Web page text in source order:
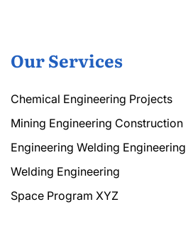
Our Services
Chemical Engineering Projects
Mining Engineering Construction
Engineering Welding Engineering
Welding Engineering
Space Program XYZ